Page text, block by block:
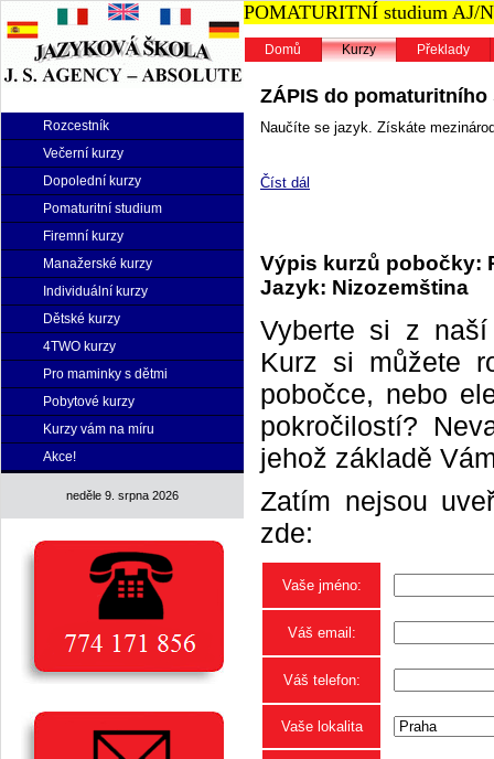
Rozcestník
Večerní kurzy
Dopolední kurzy
Pomaturitní studium
Firemní kurzy
Manažerské kurzy
Individuální kurzy
Dětské kurzy
4TWO kurzy
Pro maminky s dětmi
Pobytové kurzy
Kurzy vám na míru
Akce!
neděle 9. srpna 2026
POMATURITNÍ studium AJ/
Domů Kurzy Překlady
ZÁPIS do pomaturitního
Naučíte se jazyk. Získáte
Číst dál
Výpis kurzů pobočky:
Jazyk: Nizozemština
Vyberte si z
Kurz si můžete
pobočce, nebo
pokročilostí?
jehož základě
Zatím nejsou
zde:
Vaše jméno:
Váš email:
Váš telefon:
Vaše lokalita